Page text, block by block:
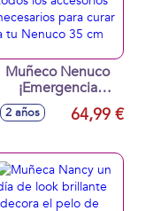
Muñeco Nenuco
¡Emergencia
Doctora! con silla
de ruedas y todos
necesarios para
curar a tu Nenuco
35 cm
2 años 64,99 €